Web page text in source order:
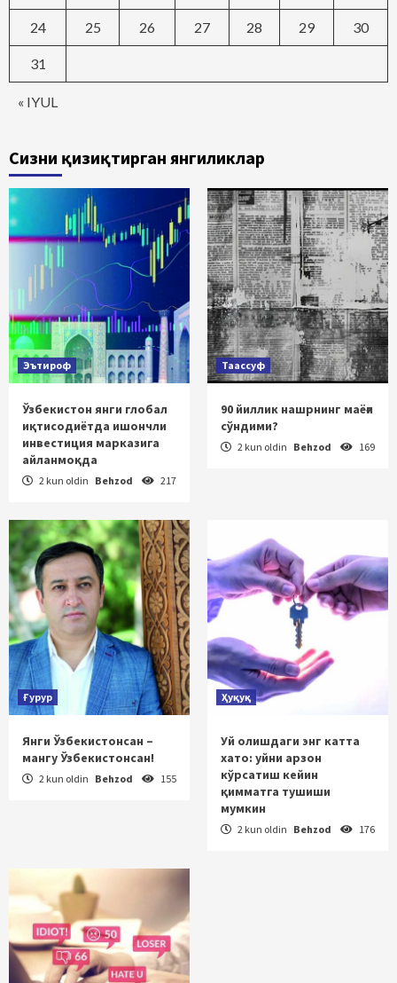
« IYUL
24 25 26 27 28 29 30
31
Сизни қизиқтирган янгиликлар
Эътироф
Ўзбекистон янги глобал
иқтисодиётда ишончли
инвестиция марказига
айланмоқда
2 kun oldin Behzod 217
Таассуф
90 йиллик нашрнинг маёғи
сўндими?
2 kun oldin Behzod 169
Ғурур
Янги Ўзбекистонсан –
мангу Ўзбекистонсан!
2 kun oldin Behzod 155
Ҳуқуқ
Уй олишдаги энг катта
хато: уйни арзон
кўрсатиш кейин
қимматга тушиши
мумкин
2 kun oldin Behzod 176